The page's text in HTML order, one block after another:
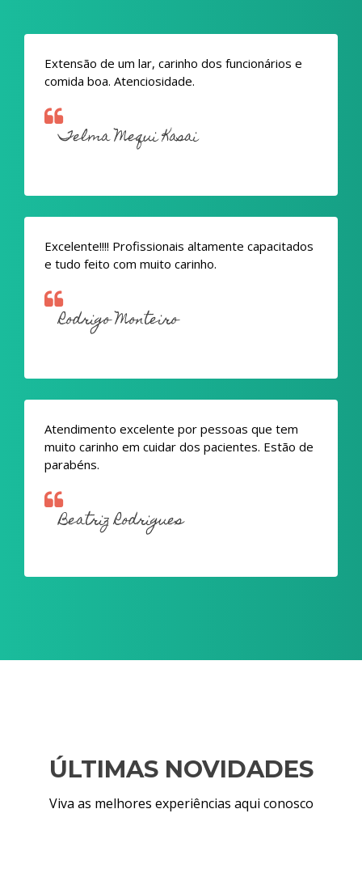
Extensão de um lar, carinho dos funcionários e
comida boa. Atenciosidade.
Telma Mequi Kasai
Excelente!!!! Profissionais altamente capacitados
e tudo feito com muito carinho.
Rodrigo Monteiro
Atendimento excelente por pessoas que tem
muito carinho em cuidar dos pacientes. Estão de
parabéns.
Beatriz Rodrigues
ÚLTIMAS NOVIDADES
Viva as melhores experiências aqui conosco